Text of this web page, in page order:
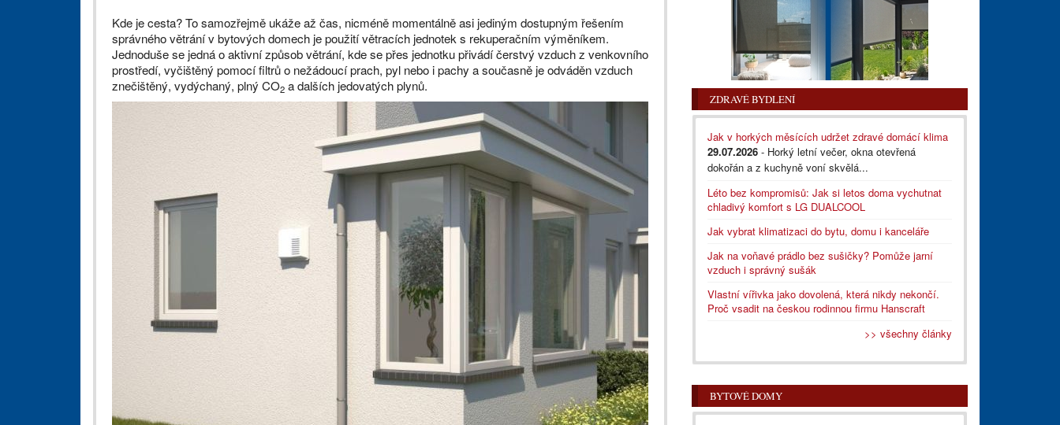
Kde je cesta? To samozřejmě ukáže až čas, nicméně momentálně asi jediným dostupným řešením
správného větrání v bytových domech je použití větracích jednotek s rekuperačním výměníkem.
Jednoduše se jedná o aktivní způsob větrání, kde se přes jednotku přivádí čerstvý vzduch z venkovního
prostředí, vyčištěný pomocí filtrů o nežádoucí prach, pyl nebo i pachy a současně je odváděn vzduch
znečištěný, vydýchaný, plný CO2 a dalších jedovatých plynů.
ZDRAVÉ BYDLENÍ
Jak v horkých měsících udržet zdravé domácí klima
29.07.2026 - Horký letní večer, okna otevřená
dokořán a z kuchyně voní skvělá...
Léto bez kompromisů: Jak si letos doma vychutnat
chladivý komfort s LG DUALCOOL
Jak vybrat klimatizaci do bytu, domu i kanceláře
Jak na voňavé prádlo bez sušičky? Pomůže jarní
vzduch i správný sušák
Vlastní vířivka jako dovolená, která nikdy nekončí.
Proč vsadit na českou rodinnou firmu Hanscraft
>> všechny články
BYTOVÉ DOMY